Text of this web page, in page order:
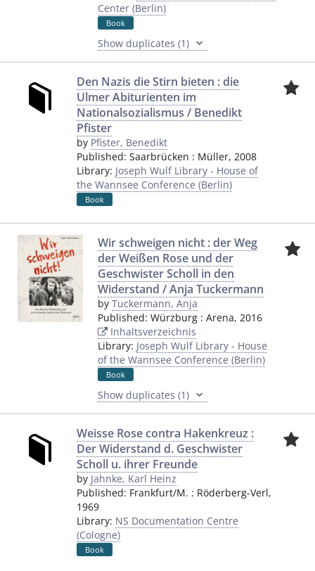
Center (Berlin)
Book
Show duplicates (1)
Den Nazis die Stirn bieten : die
Ulmer Abiturienten im
Nationalsozialismus / Benedikt
Pfister
by Pfister, Benedikt
Published: Saarbrücken : Müller, 2008
Library: Joseph Wulf Library - House of
the Wannsee Conference (Berlin)
Book
Wir schweigen nicht : der Weg
der Weißen Rose und der
Geschwister Scholl in den
Widerstand / Anja Tuckermann
by Tuckermann, Anja
Published: Würzburg: Arena, 2016
Inhaltsverzeichnis
Library: Joseph Wulf Library - House
of the Wannsee Conference (Berlin)
Book
Show duplicates (1)
Weisse Rose contra Hakenkreuz :
Der Widerstand d. Geschwister
Scholl u. ihrer Freunde
by Jahnke, Karl Heinz
Published: Frankfurt/M. : Röderberg-Verl,
1969
Library: NS Documentation Centre
(Cologne)
Book